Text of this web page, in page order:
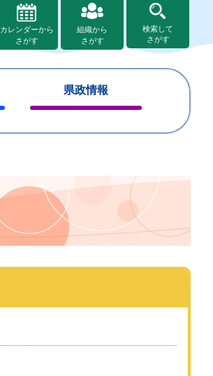
カレンダーから
さがす
組織から
さがす
検索して
さがす
県政情報
じ